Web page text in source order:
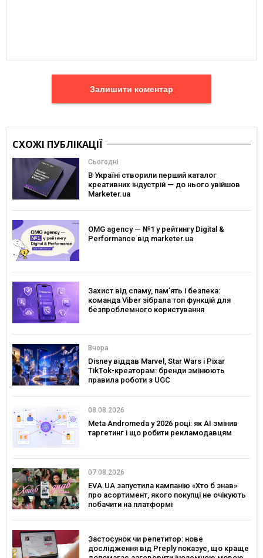
Залишити коментар
СХОЖІ ПУБЛІКАЦІЇ
Сьогодні
В Україні створили перший каталог
креативних індустрій — до нього увійшов
Marketer.ua
OMG agency — №1 у рейтингу Digital &
Performance від marketer.ua
Захист від спаму, памʼять і безпека:
команда Viber зібрала топ функцій для
безпроблемного користування
Вчора
Disney віддав Marvel, Star Wars і Pixar
TikTok-креаторам: бренди змінюють
правила роботи з UGC
08.08.2026
Meta Andromeda у 2026 році: як AI змінив
таргетинг і що робити рекламодавцям
07.08.2026
EVA.UA запустила кампанію «Хто б знав»
про асортимент, якого покупці не очікують
побачити на платформі
Застосунок чи репетитор: нове
дослідження від Preply показує, що краще